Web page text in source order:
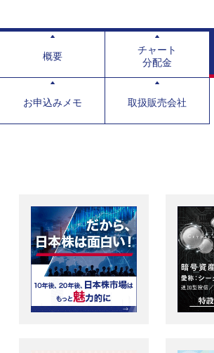
概要
チャート
分配金
お申込みメモ 取扱販売会社